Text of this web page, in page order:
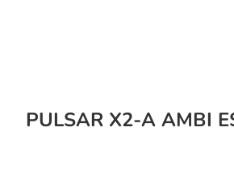
PULSAR X2-A AMBI